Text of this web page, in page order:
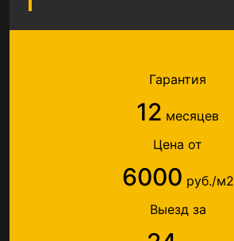
Гарантия
12 месяцев
Цена от
6000 руб./м2
Выезд за